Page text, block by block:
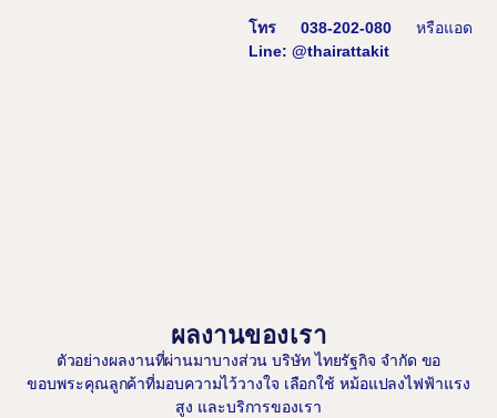
โทร 038-202-080 หรือแอด
Line: @thairattakit
ผลงานของเรา
ตัวอย่างผลงานที่ผ่านมาบางส่วน บริษัท ไทยรัฐกิจ จำกัด ขอ
ขอบพระคุณลูกค้าที่มอบความไว้วางใจ เลือกใช้ หม้อแปลงไฟฟ้าแรง
สูง และบริการของเรา